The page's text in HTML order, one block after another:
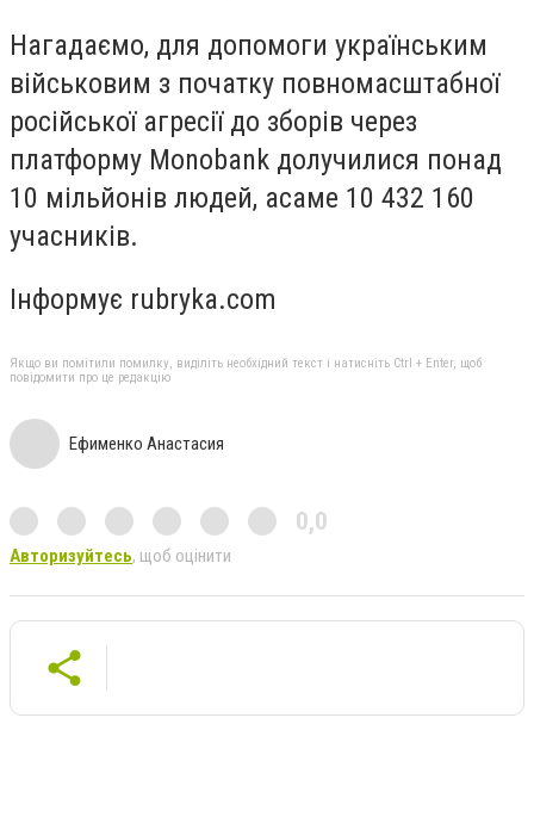
Нагадаємо, для допомоги українським
військовим з початку повномасштабної
російської агресії до зборів через
платформу Monobank долучилися понад
10 мільйонів людей, асаме 10 432 160
учасників.
Інформує rubryka.com
Якщо ви помітили помилку, виділіть необхідний текст і натисніть Ctrl + Enter, щоб
повідомити про це редакцію
Ефименко Анастасия
0,0
Авторизуйтесь, щоб оцінити